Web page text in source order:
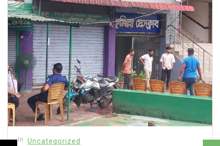
In Uncategorized